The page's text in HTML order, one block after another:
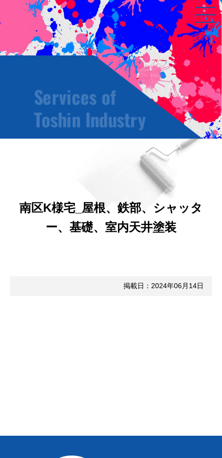
南区K様宅_屋根、鉄部、シャッタ
ー、基礎、室内天井塗装
掲載日：2024年06月14日